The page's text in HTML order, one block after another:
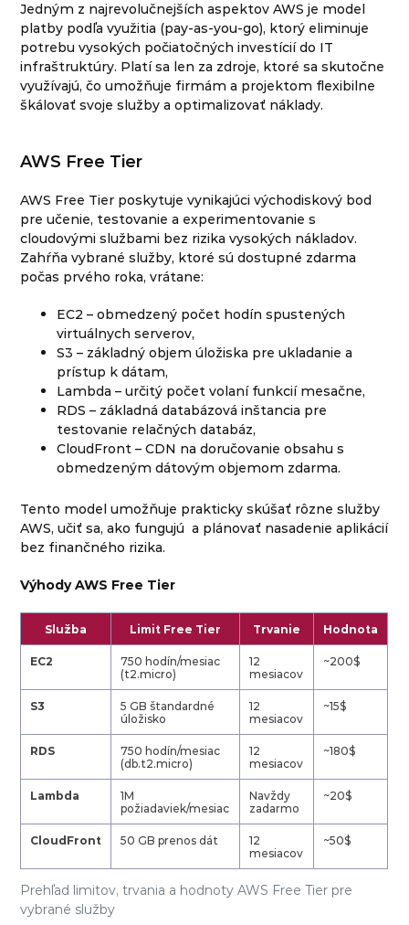
Jedným z najrevolučnejších aspektov AWS je model
platby podľa využitia (pay-as-you-go), ktorý eliminuje
potrebu vysokých počiatočných investícií do IT
infraštruktúry. Platí sa len za zdroje, ktoré sa skutočne
využívajú, čo umožňuje firmám a projektom flexibilne
škálovať svoje služby a optimalizovať náklady.
AWS Free Tier
AWS Free Tier poskytuje vynikajúci východiskový bod
pre učenie, testovanie a experimentovanie s
cloudovými službami bez rizika vysokých nákladov.
Zahŕňa vybrané služby, ktoré sú dostupné zdarma
počas prvého roka, vrátane:
EC2 – obmedzený počet hodín spustených
virtuálnych serverov,
S3 – základný objem úložiska pre ukladanie a
prístup k dátam,
Lambda – určitý počet volaní funkcií mesačne,
RDS – základná databázová inštancia pre
testovanie relačných databáz,
CloudFront – CDN na doručovanie obsahu s
obmedzeným dátovým objemom zdarma.
Tento model umožňuje prakticky skúšať rôzne služby
AWS, učiť sa, ako fungujú a plánovať nasadenie aplikácií
bez finančného rizika.
Výhody AWS Free Tier
Prehľad limitov, trvania a hodnoty AWS Free Tier pre
vybrané služby
Služba Limit Free Tier Trvanie Hodnota
EC2
750 hodín/mesiac
(t2.micro)
12
mesiacov
~200$
S3
5 GB štandardné
úložisko
12
mesiacov
~15$
RDS
750 hodín/mesiac
(db.t2.micro)
12
mesiacov
~180$
Lambda
1M
požiadaviek/mesiac
Navždy
zadarmo
~20$
CloudFront 50 GB prenos dát
12
mesiacov
~50$